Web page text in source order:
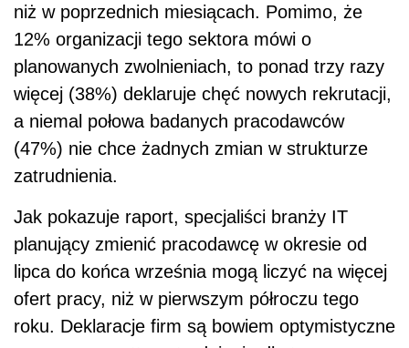
niż w poprzednich miesiącach. Pomimo, że
12% organizacji tego sektora mówi o
planowanych zwolnieniach, to ponad trzy razy
więcej (38%) deklaruje chęć nowych rekrutacji,
a niemal połowa badanych pracodawców
(47%) nie chce żadnych zmian w strukturze
zatrudnienia.
Jak pokazuje raport, specjaliści branży IT
planujący zmienić pracodawcę w okresie od
lipca do końca września mogą liczyć na więcej
ofert pracy, niż w pierwszym półroczu tego
roku. Deklaracje firm są bowiem optymistyczne